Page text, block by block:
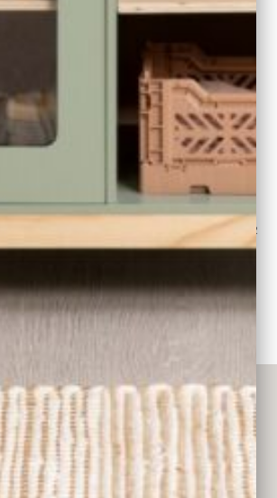
Spielen und Motorik werden
Highlight ist das Hängeregal –
verwendet werden kann, wenn die
im Gebrauch ist. Für zusätzlichen
Spielküche mit dem Kühlschrank
werden.
Produkteigenschaften:
aus Holz; Gaskochfeld mit 2
inkl. Backblech und Klick-Geräuschen; 2
moderne Spüle mit Wasserhahn;
z.B. für Kochutensilien/Deko; 5